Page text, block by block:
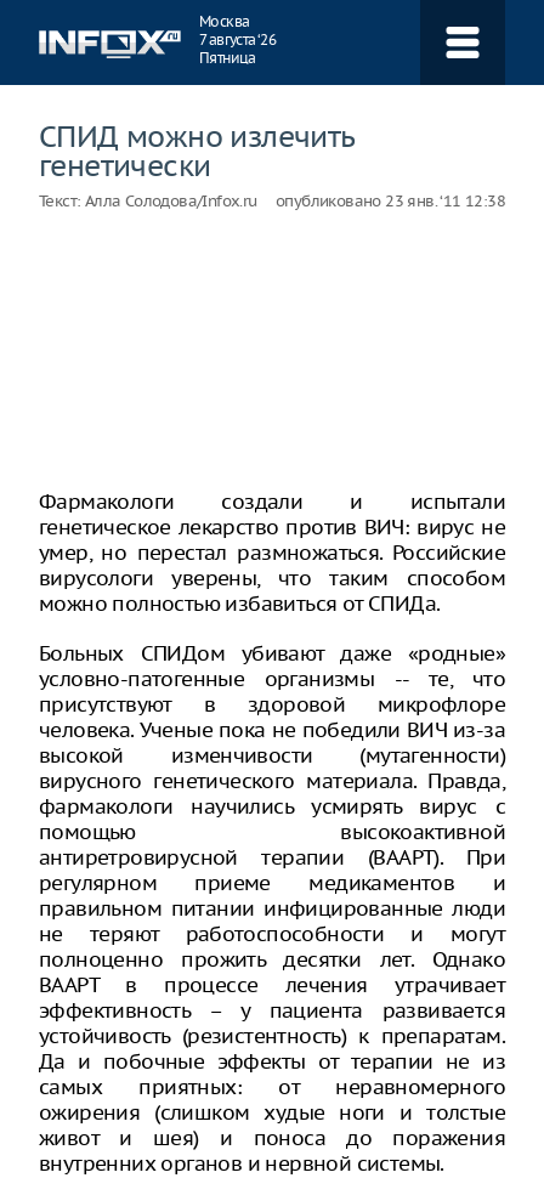
Москва
7 августа ‘26
Пятница
СПИД можно излечить
генетически
Текст: Алла Солодова/Infox.ru опубликовано 23 янв. ‘11 12:38
Фармакологи создали и испытали
генетическое лекарство против ВИЧ: вирус не
умер, но перестал размножаться. Российские
вирусологи уверены, что таким способом
можно полностью избавиться от СПИДа.
Больных СПИДом убивают даже «родные»
условно-патогенные организмы -- те, что
присутствуют в здоровой микрофлоре
человека. Ученые пока не победили ВИЧ из-за
высокой изменчивости (мутагенности)
вирусного генетического материала. Правда,
фармакологи научились усмирять вирус с
помощью высокоактивной
антиретровирусной терапии (ВААРТ). При
регулярном приеме медикаментов и
правильном питании инфицированные люди
не теряют работоспособности и могут
полноценно прожить десятки лет. Однако
ВААРТ в процессе лечения утрачивает
эффективность – у пациента развивается
устойчивость (резистентность) к препаратам.
Да и побочные эффекты от терапии не из
самых приятных: от неравномерного
ожирения (слишком худые ноги и толстые
живот и шея) и поноса до поражения
внутренних органов и нервной системы.